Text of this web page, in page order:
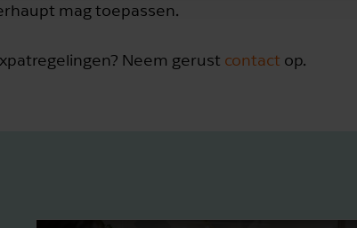
mag toepassen.
Neem gerust contact op.